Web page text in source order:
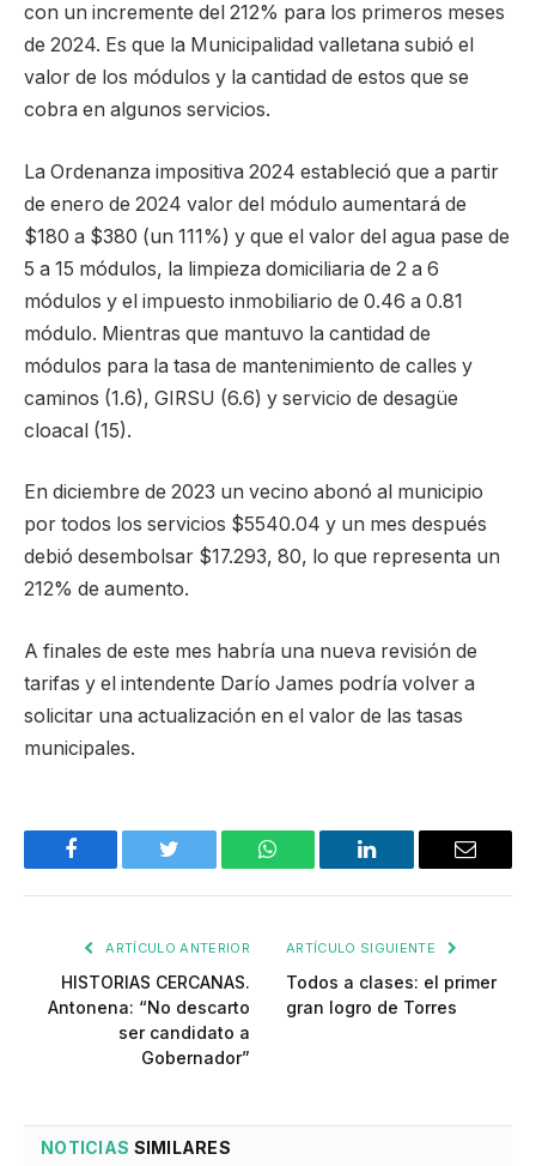
con un incremente del 212% para los primeros meses
de 2024. Es que la Municipalidad valletana subió el
valor de los módulos y la cantidad de estos que se
cobra en algunos servicios.
La Ordenanza impositiva 2024 estableció que a partir
de enero de 2024 valor del módulo aumentará de
$180 a $380 (un 111%) y que el valor del agua pase de
5 a 15 módulos, la limpieza domiciliaria de 2 a 6
módulos y el impuesto inmobiliario de 0.46 a 0.81
módulo. Mientras que mantuvo la cantidad de
módulos para la tasa de mantenimiento de calles y
caminos (1.6), GIRSU (6.6) y servicio de desagüe
cloacal (15).
En diciembre de 2023 un vecino abonó al municipio
por todos los servicios $5540.04 y un mes después
debió desembolsar $17.293, 80, lo que representa un
212% de aumento.
A finales de este mes habría una nueva revisión de
tarifas y el intendente Darío James podría volver a
solicitar una actualización en el valor de las tasas
municipales.
Facebook Twitter WhatsApp LinkedIn Email
ARTÍCULO ANTERIOR
HISTORIAS CERCANAS.
Antonena: “No descarto
ser candidato a
Gobernador”
ARTÍCULO SIGUIENTE
Todos a clases: el primer
gran logro de Torres
NOTICIAS SIMILARES